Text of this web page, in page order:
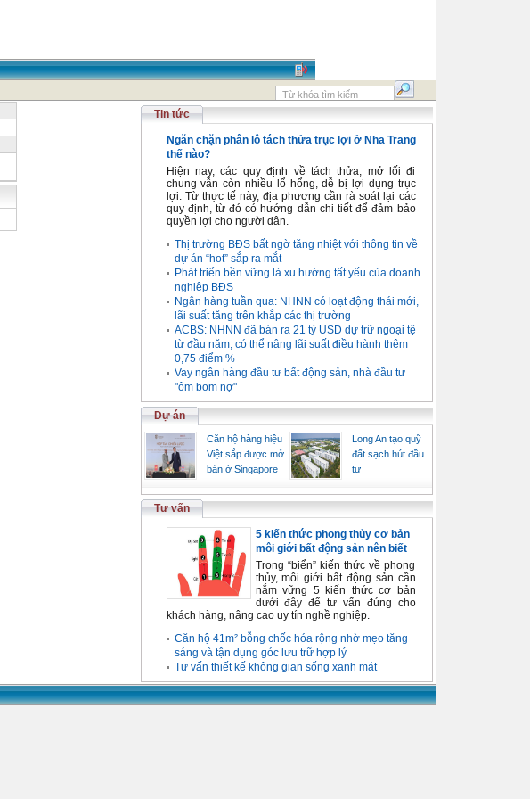
Tin tức
Ngăn chặn phân lô tách thửa trục lợi ở Nha Trang
thế nào?
Hiện nay, các quy định về tách thửa, mở lối đi
chung vẫn còn nhiều lổ hổng, dễ bị lợi dụng trục
lợi. Từ thực tế này, địa phương cần rà soát lại các
quy định, từ đó có hướng dẫn chi tiết để đảm bảo
quyền lợi cho người dân.
Thị trường BĐS bất ngờ tăng nhiệt với thông tin về
dự án “hot” sắp ra mắt
Phát triển bền vững là xu hướng tất yếu của doanh
nghiệp BĐS
Ngân hàng tuần qua: NHNN có loạt động thái mới,
lãi suất tăng trên khắp các thị trường
ACBS: NHNN đã bán ra 21 tỷ USD dự trữ ngoại tệ
từ đầu năm, có thể nâng lãi suất điều hành thêm
0,75 điểm %
Vay ngân hàng đầu tư bất động sản, nhà đầu tư
"ôm bom nợ"
Dự án
Căn hộ hàng hiệu
Việt sắp được mở
bán ở Singapore
Long An tạo quỹ
đất sạch hút đầu
tư
Tư vấn
5 kiến thức phong thủy cơ bản
môi giới bất động sản nên biết
Trong “biển” kiến thức về phong
thủy, môi giới bất động sản cần
nắm vững 5 kiến thức cơ bản
dưới đây để tư vấn đúng cho
khách hàng, nâng cao uy tín nghề nghiệp.
Căn hộ 41m² bỗng chốc hóa rộng nhờ mẹo tăng
sáng và tận dụng góc lưu trữ hợp lý
Tư vấn thiết kế không gian sống xanh mát